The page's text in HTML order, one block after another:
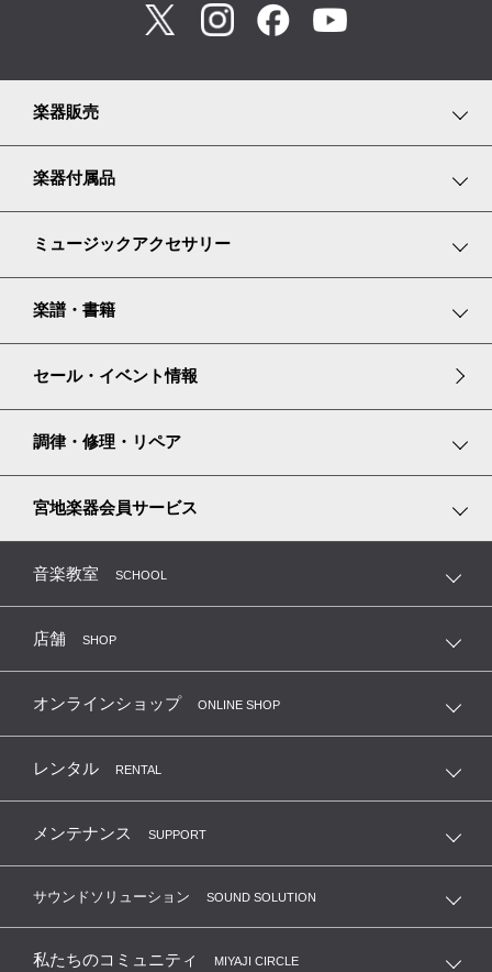
楽器販売
鍵盤楽器
弦楽器
管楽器
楽器付属品
鍵盤楽器小物
弦楽器小物
管楽器小物
ミュージックアクセサリー
リトミックスカーフ
グランドピアノ譜面台カバー
ピアノ耐震・防振グッズ
楽譜・書籍
楽譜コーナーのご紹介
楽譜専門ショップ miyajibooks.com
セール・イベント情報
調律・修理・リペア
ピアノ調律
弦楽器の修理・調整・毛替
管楽器の修理・リペア
宮地楽器会員サービス
MTC 指導者友の会（鍵盤楽器）
MEP 宮地ユーロピアノクラブ
MSC 弦楽器友の会
音楽教室 SCHOOL
店舗 SHOP
オンラインショップ ONLINE SHOP
レンタル RENTAL
メンテナンス SUPPORT
サウンドソリューション SOUND SOLUTION
私たちのコミュニティ MIYAJI CIRCLE